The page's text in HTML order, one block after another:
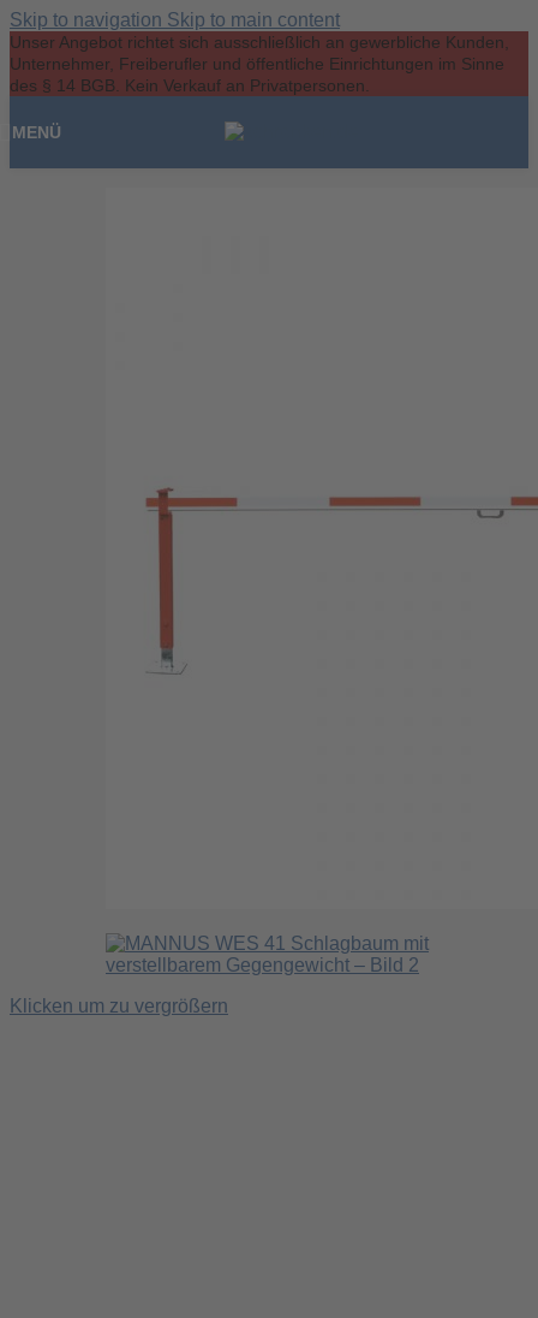
Skip to navigation Skip to main content
Unser Angebot richtet sich ausschließlich an gewerbliche Kunden,
Unternehmer, Freiberufler und öffentliche Einrichtungen im Sinne
des § 14 BGB. Kein Verkauf an Privatpersonen.
MENÜ
Klicken um zu vergrößern